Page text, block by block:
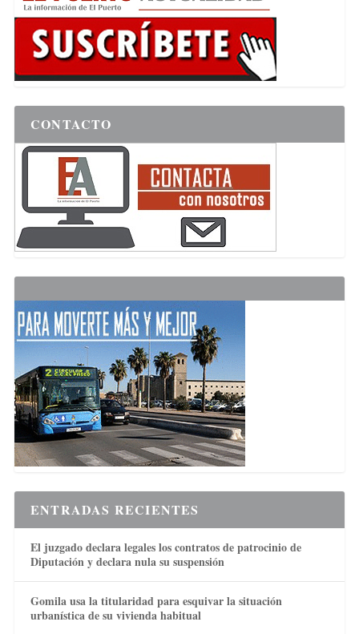
CONTACTO
ENTRADAS RECIENTES
El juzgado declara legales los contratos de patrocinio de
Diputación y declara nula su suspensión
Gomila usa la titularidad para esquivar la situación
urbanística de su vivienda habitual